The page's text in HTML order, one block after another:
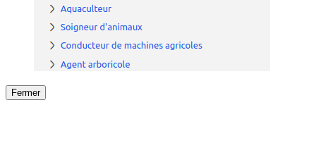
Fermer